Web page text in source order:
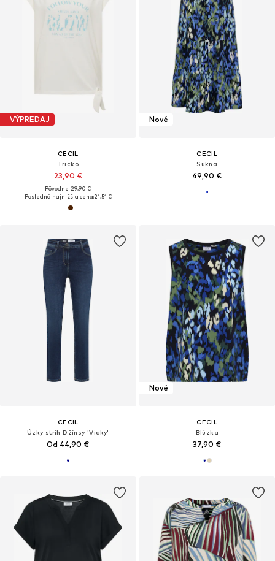
VÝPREDAJ
CECIL
Tričko
23,90 €
Pôvodne: 29,90 €
Posledná najnižšia cena:21,51 €
Nové
CECIL
Sukňa
49,90 €
CECIL
Úzky strih Džínsy 'Vicky'
Od 44,90 €
Nové
CECIL
Blúzka
37,90 €